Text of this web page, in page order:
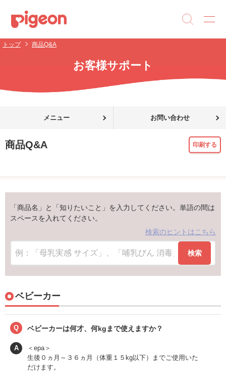
トップ 商品Q&A
お客様サポート
メニュー お問い合わせ
商品Q&A 印刷する
「商品名」と「知りたいこと」を入力してください。単語の間は
スペースを入れてください。
検索のヒントはこちら
検索
ベビーカー
Q ベビーカーは何才、何kgまで使えますか？
A
＜epa＞
生後０ヵ月～３６ヵ月（体重１５kg以下）までご使用いた
だけます。